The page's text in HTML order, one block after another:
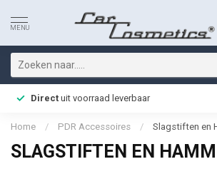
MENU
Direct uit voorraad leverbaar
Home / PDR Accessoires / Slagstiften en
SLAGSTIFTEN EN